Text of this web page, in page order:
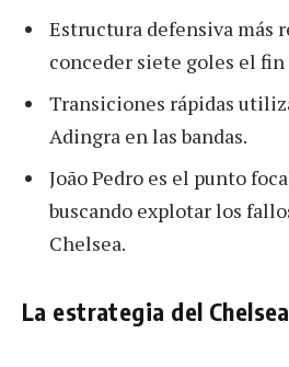
Estructura defensiva más
conceder siete goles el fin
Transiciones rápidas
Adingra en las bandas.
João Pedro es el punto
buscando explotar los
Chelsea.
La estrategia del Chelsea